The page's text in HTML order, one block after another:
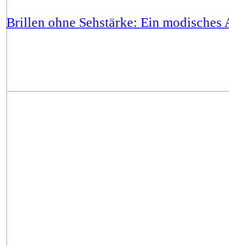
Brillen ohne Sehstärke: Ein modisches